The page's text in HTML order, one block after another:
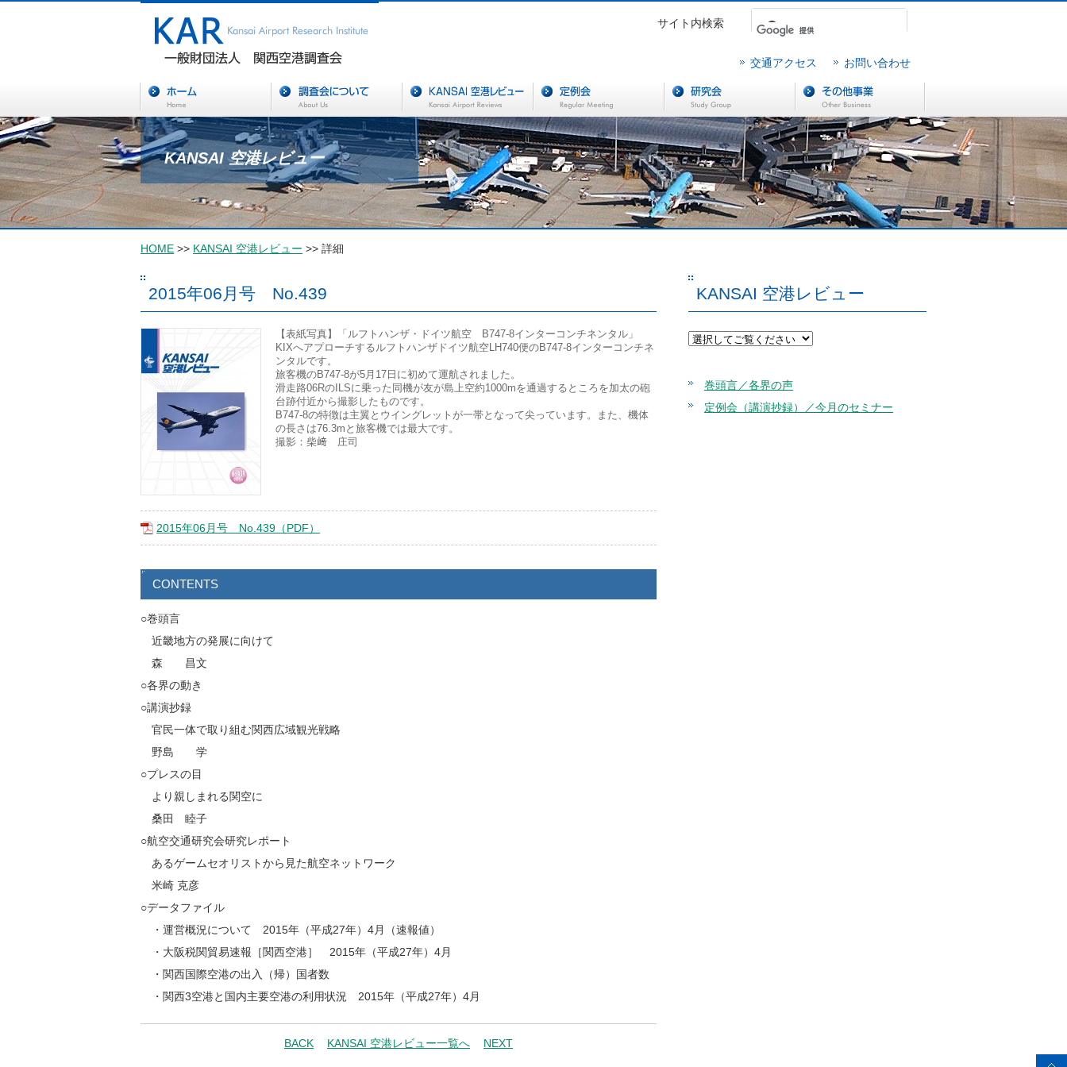
サイト内検索
交通アクセス お問い合わせ
KANSAI 空港レビュー
HOME >> KANSAI 空港レビュー >> 詳細
2015年06月号 No.439
【表紙写真】「ルフトハンザ・ドイツ航空 B747-8インターコンチネンタル」
KIXへアプローチするルフトハンザドイツ航空LH740便のB747-8インターコンチネ
ンタルです。
旅客機のB747-8が5月17日に初めて運航されました。
滑走路06RのILSに乗った同機が友が島上空約1000mを通過するところを加太の砲
台跡付近から撮影したものです。
B747-8の特徴は主翼とウイングレットが一帯となって尖っています。また、機体
の長さは76.3mと旅客機では最大です。
撮影：柴﨑 庄司
2015年06月号 No.439（PDF）
CONTENTS
○巻頭言
近畿地方の発展に向けて
森 昌文
○各界の動き
○講演抄録
官民一体で取り組む関西広域観光戦略
野島 学
○プレスの目
より親しまれる関空に
桑田 睦子
○航空交通研究会研究レポート
あるゲームセオリストから見た航空ネットワーク
米崎 克彦
○データファイル
・運営概況について 2015年（平成27年）4月（速報値）
・大阪税関貿易速報［関西空港］ 2015年（平成27年）4月
・関西国際空港の出入（帰）国者数
・関西3空港と国内主要空港の利用状況 2015年（平成27年）4月
BACK KANSAI 空港レビュー一覧へ NEXT
KANSAI 空港レビュー
巻頭言／各界の声
定例会（講演抄録）／今月のセミナー